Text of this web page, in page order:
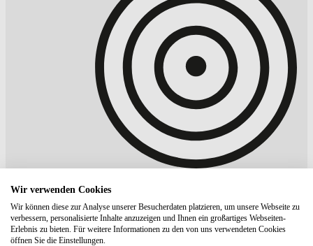
Wir verwenden Cookies
Wir können diese zur Analyse unserer Besucherdaten platzieren, um unsere Webseite zu
verbessern, personalisierte Inhalte anzuzeigen und Ihnen ein großartiges Webseiten-
Erlebnis zu bieten. Für weitere Informationen zu den von uns verwendeten Cookies
öffnen Sie die Einstellungen.